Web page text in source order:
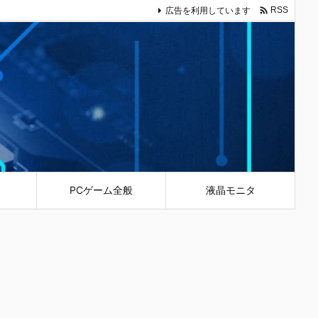
PCゲーム全般 液晶モニタ
広告を利用しています  RSS